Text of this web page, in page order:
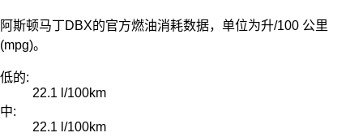
阿斯顿马丁DBX的官方燃油消耗数据，单位为升/100 公里
(mpg)。
低的:
22.1 l/100km
中:
22.1 l/100km